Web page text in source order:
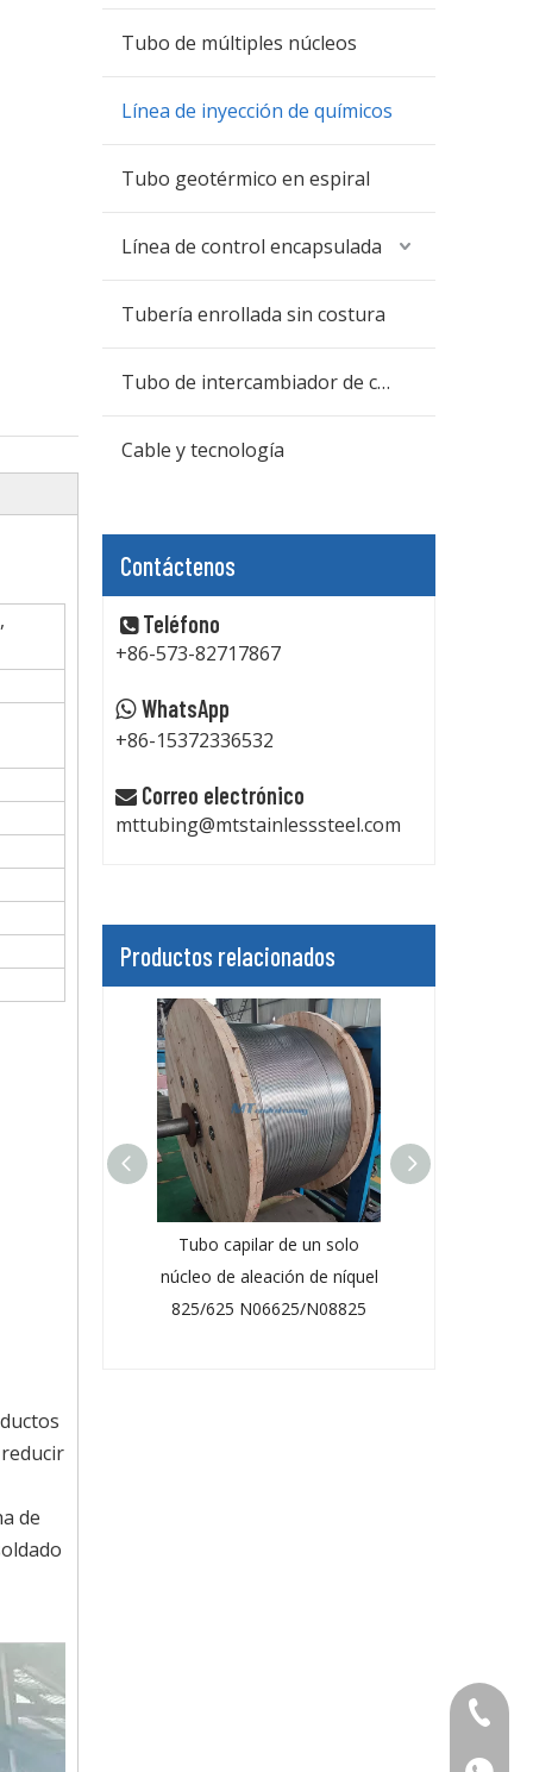
de
Tubo de múltiples núcleos
Línea de inyección de químicos
Tubo geotérmico en espiral
Línea de control encapsulada
Tubería enrollada sin costura
Tubo de intercambiador de calor
Cable y tecnología
Contáctenos
 Teléfono
+86-573-82717867
 WhatsApp
+86-15372336532
 Correo electrónico
mttubing@mtstainlesssteel.com
Productos relacionados
Tubo capilar de un solo
núcleo de aleación de níquel
825/625 N06625/N08825
+86-